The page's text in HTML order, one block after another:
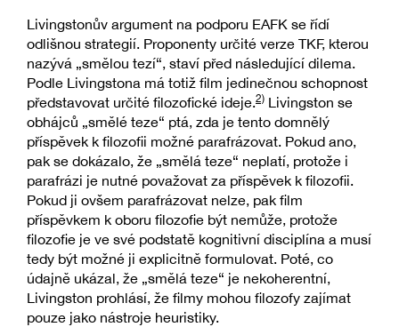
Livingstonův argument na podporu EAFK se řídí
odlišnou strategií. Proponenty určité verze TKF, kterou
nazývá „smělou tezí“, staví před následující dilema.
Podle Livingstona má totiž film jedinečnou schopnost
představovat určité filozofické ideje.2) Livingston se
obhájců „smělé teze“ ptá, zda je tento domnělý
příspěvek k filozofii možné parafrázovat. Pokud ano,
pak se dokázalo, že „smělá teze“ neplatí, protože i
parafrázi je nutné považovat za příspěvek k filozofii.
Pokud ji ovšem parafrázovat nelze, pak film
příspěvkem k oboru filozofie být nemůže, protože
filozofie je ve své podstatě kognitivní disciplína a musí
tedy být možné ji explicitně formulovat. Poté, co
údajně ukázal, že „smělá teze“ je nekoherentní,
Livingston prohlásí, že filmy mohou filozofy zajímat
pouze jako nástroje heuristiky.